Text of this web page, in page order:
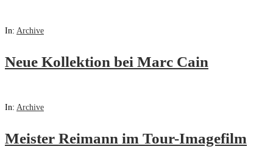
In: Archive
Neue Kollektion bei Marc Cain
In: Archive
Meister Reimann im Tour-Imagefilm